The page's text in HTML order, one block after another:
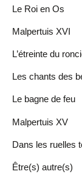
Le Roi en Os
Malpertuis XVI
L’étreinte du
Les chants des
Le bagne de feu
Malpertuis XV
Dans les ruelles
Être(s) autre(s)